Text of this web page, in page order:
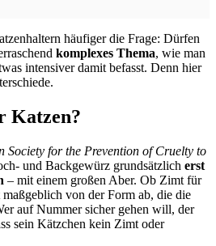
häufiger die Frage: Dürfen
komplexes Thema, wie man
intensiver damit befasst. Denn hier
Katzen?
Society for the Prevention of Cruelty to
und Backgewürz grundsätzlich erst
– mit einem großen Aber. Ob Zimt für
von der Form ab, die die
auf Nummer sicher gehen will, der
sein Kätzchen kein Zimt oder